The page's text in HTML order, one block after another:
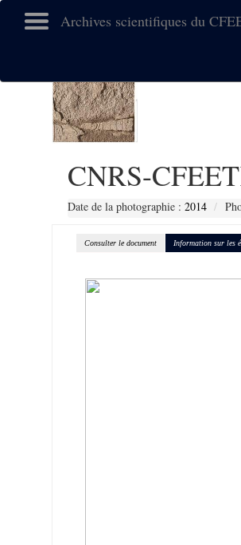
Archives scientifiques du
CNRS-
Date de la photographie : 2014
Consulter le document Information sur les